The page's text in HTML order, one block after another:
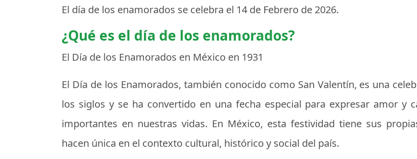
El día de los enamorados se celebra el 14 de Febrero de 2026.
¿Qué es el día de los enamorados?
El Día de los Enamorados en México en 1931
El Día de los Enamorados, también conocido como San Valentín, es una
los siglos y se ha convertido en una fecha especial para expresar amor y
importantes en nuestras vidas. En México, esta festividad tiene sus
hacen única en el contexto cultural, histórico y social del país.